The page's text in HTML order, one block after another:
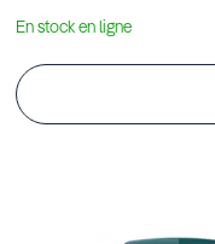
En stock en ligne